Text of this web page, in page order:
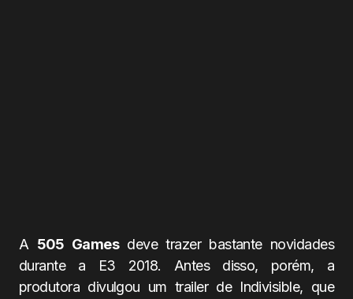
A 505 Gamesdeve trazer bastante novidades
durante a E3 2018. Antes disso, porém, a
produtora divulgou um trailer de Indivisible, que